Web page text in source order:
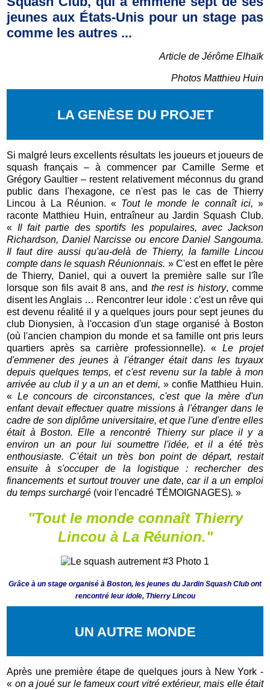
jeunes aux États-Unis pour un stage pas
comme les autres ...
Article de Jérôme Elhaïk
Photos Matthieu Huin
LA GENÈSE DU PROJET
Si malgré leurs excellents résultats les joueurs et joueurs de
squash français – à commencer par Camille Serme et
Grégory Gaultier – restent relativement méconnus du grand
public dans l'hexagone, ce n'est pas le cas de Thierry
Lincou à La Réunion. «Tout le monde le connaît ici, »
raconte Matthieu Huin, entraîneur au Jardin Squash Club.
« Il fait partie des sportifs les populaires, avec Jackson
Richardson, Daniel Narcisse ou encore Daniel Sangouma.
Il faut dire aussi qu'au-delà de Thierry, la famille Lincou
compte dans le squash Réunionnais. » C'est en effet le père
de Thierry, Daniel, qui a ouvert la première salle sur l'île
lorsque son fils avait 8 ans, and the rest is history, comme
disent les Anglais … Rencontrer leur idole : c'est un rêve qui
est devenu réalité il y a quelques jours pour sept jeunes du
club Dionysien, à l'occasion d'un stage organisé à Boston
(où l'ancien champion du monde et sa famille ont pris leurs
quartiers après sa carrière professionnelle). «Le projet
d'emmener des jeunes à l'étranger était dans les tuyaux
depuis quelques temps, et c'est revenu sur la table à mon
arrivée au club il y a un an et demi, » confie Matthieu Huin.
« Le concours de circonstances, c'est que la mère d'un
enfant devait effectuer quatre missions à l'étranger dans le
cadre de son diplôme universitaire, et que l'une d'entre elles
était à Boston. Elle a rencontré Thierry sur place il y a
environ un an pour lui soumettre l'idée, et il a été très
enthousiaste. C'était un très bon point de départ, restait
ensuite à s'occuper de la logistique : rechercher des
financements et surtout trouver une date, car il a un emploi
du temps surchargé (voir l'encadré TÉMOIGNAGES). »
"Tout le monde connaît Thierry
Lincou à La Réunion."
Grâce à un stage organisé à Boston, les jeunes du Jardin Squash Club ont
rencontré leur idole, Thierry Lincou
UN AUTRE MONDE
Après une première étape de quelques jours à New York -
« on a joué sur le fameux court vitré extérieur, mais elle était